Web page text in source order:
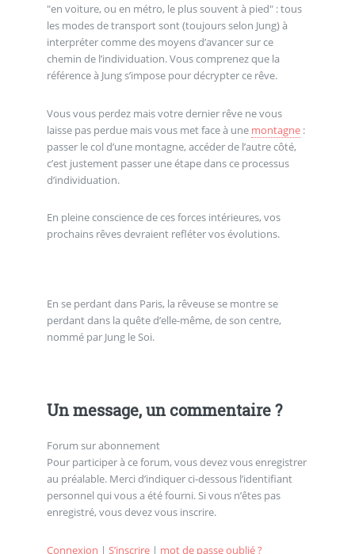
"en voiture, ou en métro, le plus souvent à pied" : tous
les modes de transport sont (toujours selon Jung) à
interpréter comme des moyens d’avancer sur ce
chemin de l’individuation. Vous comprenez que la
référence à Jung s’impose pour décrypter ce rêve.
Vous vous perdez mais votre dernier rêve ne vous
laisse pas perdue mais vous met face à une montagne:
passer le col d’une montagne, accéder de l’autre côté,
c’est justement passer une étape dans ce processus
d’individuation.
En pleine conscience de ces forces intérieures, vos
prochains rêves devraient refléter vos évolutions.
En se perdant dans Paris, la rêveuse se montre se
perdant dans la quête d’elle-même, de son centre,
nommé par Jung le Soi.
Un message, un commentaire ?
Forum sur abonnement
Pour participer à ce forum, vous devez vous enregistrer
au préalable. Merci d’indiquer ci-dessous l’identifiant
personnel qui vous a été fourni. Si vous n’êtes pas
enregistré, vous devez vous inscrire.
Connexion | S’inscrire| mot de passe oublié ?